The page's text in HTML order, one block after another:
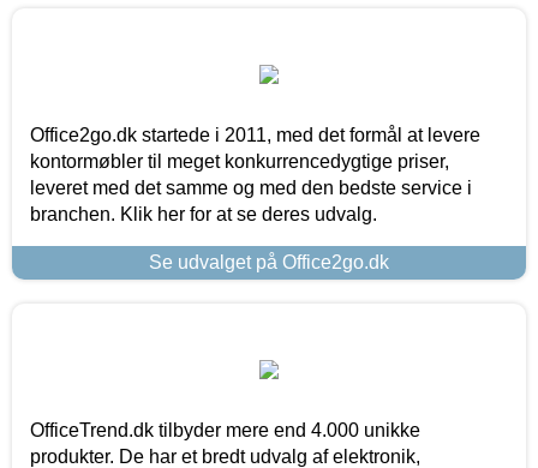
Office2go.dk startede i 2011, med det formål at levere
kontormøbler til meget konkurrencedygtige priser,
leveret med det samme og med den bedste service i
branchen. Klik her for at se deres udvalg.
Se udvalget på Office2go.dk
OfficeTrend.dk tilbyder mere end 4.000 unikke
produkter. De har et bredt udvalg af elektronik,